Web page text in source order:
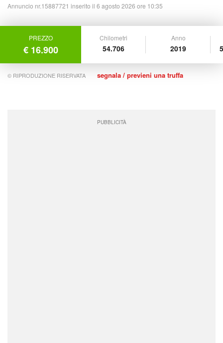
Annuncio nr.15887721 inserito il 6 agosto 2026 ore 10:35
PREZZO
€ 16.900
Chilometri
54.706
Anno
2019
© RIPRODUZIONE RISERVATA segnala / previeni una truffa
PUBBLICITÀ